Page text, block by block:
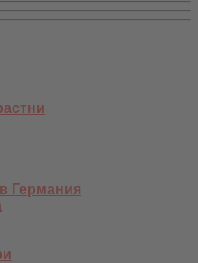
Германия